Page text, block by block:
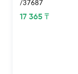
/37687
17 365 ₸